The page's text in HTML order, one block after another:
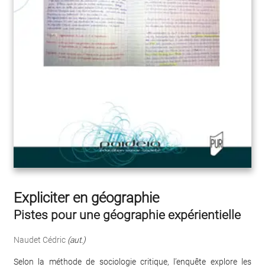
Expliciter en géographie
Pistes pour une géographie expérientielle
Naudet Cédric (aut.)
Selon la méthode de sociologie critique, l’enquête explore les